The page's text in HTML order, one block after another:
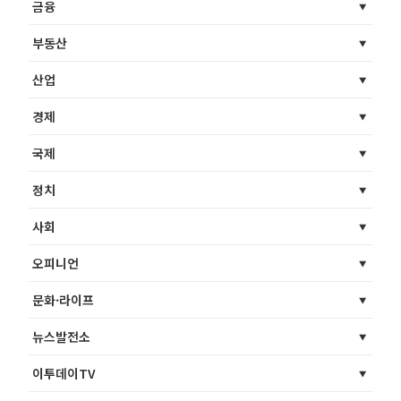
금융
부동산
산업
경제
국제
정치
사회
오피니언
문화·라이프
뉴스발전소
이투데이TV